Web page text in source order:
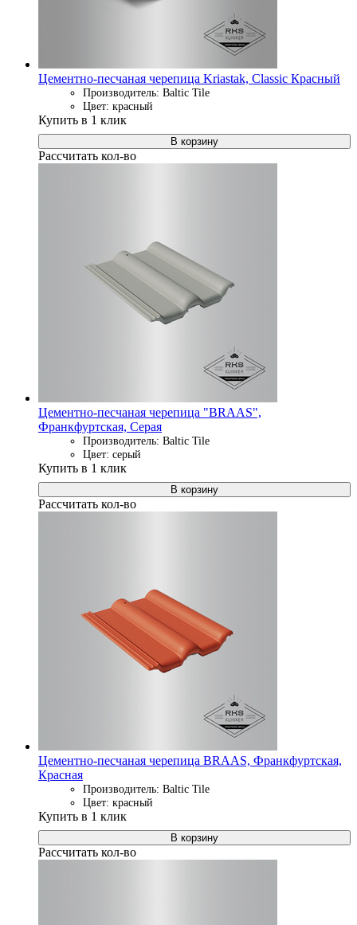
Цементно-песчаная черепица Kriastak, Classic Красный
Производитель: Baltic Tile
Цвет: красный
Купить в 1 клик
В корзину
Рассчитать кол-во
Цементно-песчаная черепица "BRAAS",
Франкфуртская, Серая
Производитель: Baltic Tile
Цвет: серый
Купить в 1 клик
В корзину
Рассчитать кол-во
Цементно-песчаная черепица BRAAS, Франкфуртская,
Красная
Производитель: Baltic Tile
Цвет: красный
Купить в 1 клик
В корзину
Рассчитать кол-во